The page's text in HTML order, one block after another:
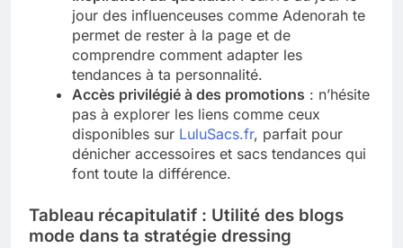
jour des influenceuses comme Adenorah te
permet de rester à la page et de
comprendre comment adapter les
tendances à ta personnalité.
Accès privilégié à des promotions : n’hésite
pas à explorer les liens comme ceux
disponibles sur LuluSacs.fr, parfait pour
dénicher accessoires et sacs tendances qui
font toute la différence.
Tableau récapitulatif : Utilité des blogs
mode dans ta stratégie dressing